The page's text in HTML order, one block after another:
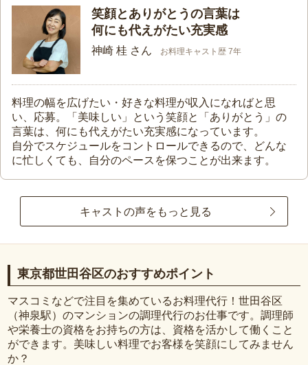
笑顔とありがとうの言葉は
何にも代えがたい充実感
神崎 桂 さん お料理キャスト歴 7年
料理の幅を広げたい・好きな料理が収入になればと思
い、応募。「美味しい」という笑顔と「ありがとう」の
言葉は、何にも代えがたい充実感になっています。
自分でスケジュールをコントロールできるので、どんな
に忙しくても、自分のペースを保つことが出来ます。
キャストの声をもっと見る
東京都世田谷区のおすすめポイント
マスコミなどで注目を集めているお料理代行！世田谷区
（神泉駅）のマンションの調理代行のお仕事です。調理師
や栄養士の資格をお持ちの方は、資格を活かして働くこと
ができます。美味しい料理でお客様を笑顔にしてみません
か？